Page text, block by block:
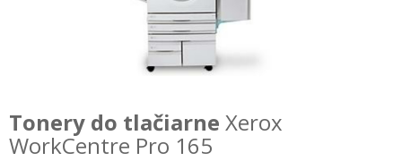
Tonery do tlačiarne Xerox
WorkCentre Pro 165